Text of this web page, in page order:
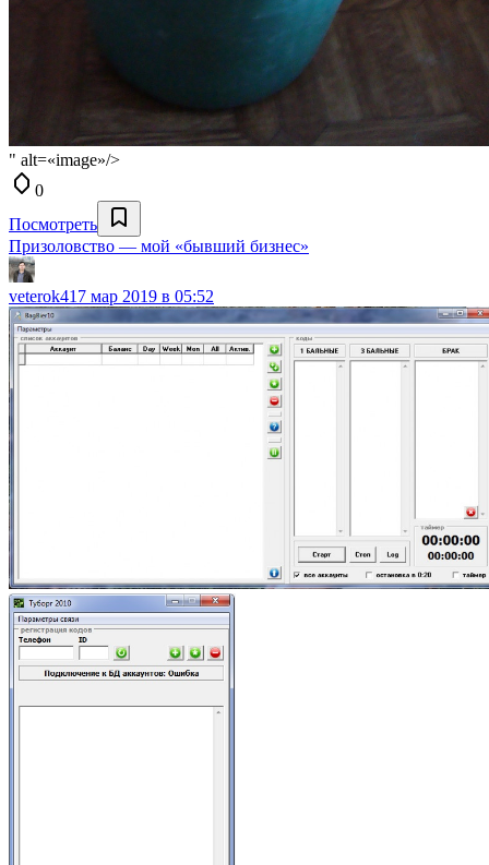
" alt=«image»/>
0
Посмотреть
Призоловство — мой «бывший бизнес»
veterok417 мар 2019 в 05:52